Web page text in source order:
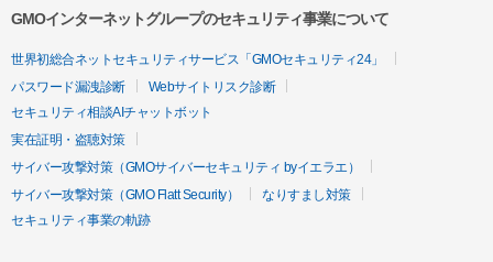
GMOインターネットグループのセキュリティ事業について
世界初総合ネットセキュリティサービス「GMOセキュリティ24」
パスワード漏洩診断
Webサイトリスク診断
セキュリティ相談AIチャットボット
実在証明・盗聴対策
サイバー攻撃対策（GMOサイバーセキュリティ byイエラエ）
サイバー攻撃対策（GMO Flatt Security）
なりすまし対策
セキュリティ事業の軌跡